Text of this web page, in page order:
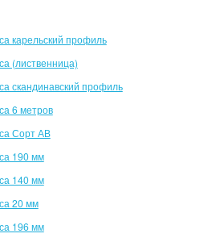
карельский профиль
(лиственница)
скандинавский профиль
6 метров
Сорт АВ
190 мм
140 мм
20 мм
196 мм